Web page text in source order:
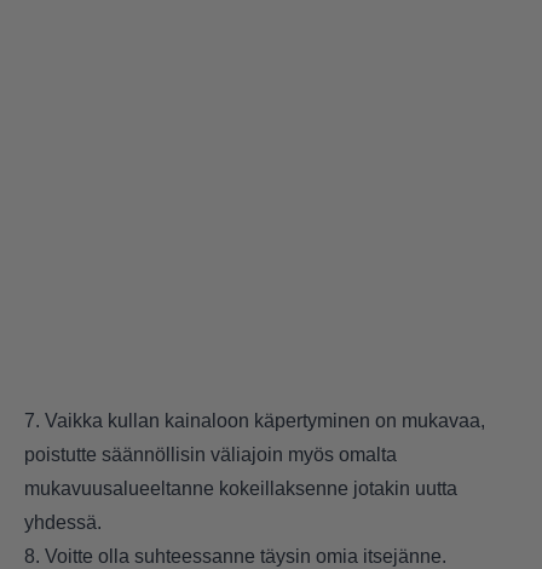
7. Vaikka kullan kainaloon käpertyminen on mukavaa,
poistutte säännöllisin väliajoin myös omalta
mukavuusalueeltanne kokeillaksenne jotakin uutta
yhdessä.
8. Voitte olla suhteessanne täysin omia itsejänne.